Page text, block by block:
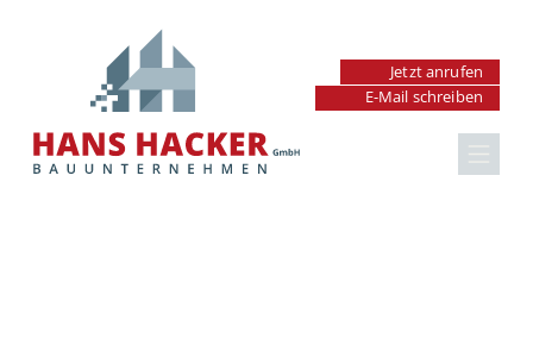
Jetzt anrufen
E-Mail schreiben
Renovierung &